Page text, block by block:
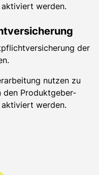
werden.
der
nutzen zu
den Produktgeber-
werden.